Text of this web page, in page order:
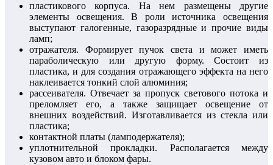
пластикового корпуса. На нем размещены другие
элементы освещения. В роли источника освещения
выступают галогенные, газоразрядные и прочие виды
ламп;
отражателя. Формирует пучок света и может иметь
параболическую или другую форму. Состоит из
пластика, и для создания отражающего эффекта на него
наклеивается тонкий слой алюминия;
рассеивателя. Отвечает за пропуск светового потока и
преломляет его, а также защищает освещение от
внешних воздействий. Изготавливается из стекла или
пластика;
контактной платы (ламподержателя);
уплотнительной прокладки. Располагается между
кузовом авто и блоком фары.